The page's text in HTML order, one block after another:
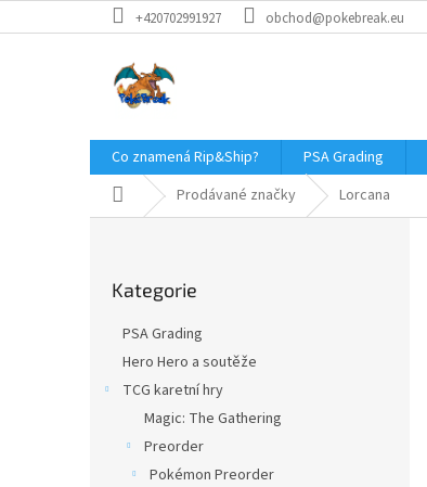
na
+420702991927 obchod@pokebreak.eu
Co znamená Rip&Ship? PSA Grading
Domů Prodávané značky Lorcana
kategorie
Kategorie
PSA Grading
Hero Hero a soutěže
TCG karetní hry
Magic: The Gathering
Preorder
Pokémon Preorder